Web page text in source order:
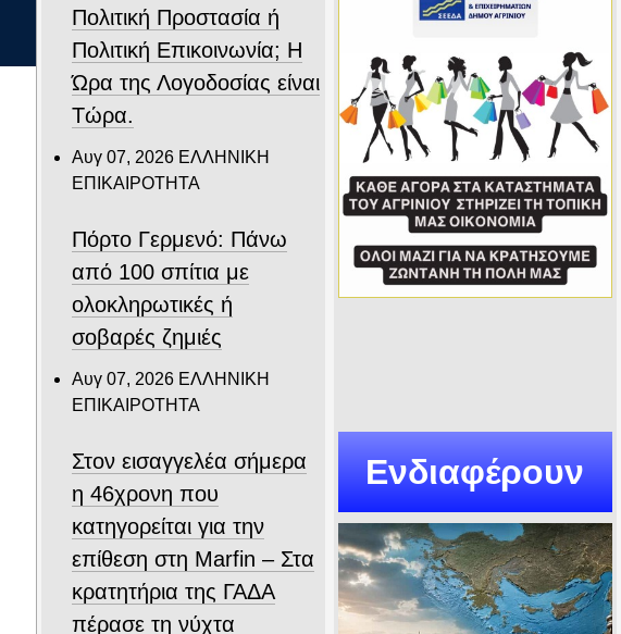
Πολιτική Προστασία ή
Πολιτική Επικοινωνία; Η
Ώρα της Λογοδοσίας είναι
Τώρα.
Αυγ 07, 2026 ΕΛΛΗΝΙΚΗ
ΕΠΙΚΑΙΡΟΤΗΤΑ
Πόρτο Γερμενό: Πάνω
από 100 σπίτια με
ολοκληρωτικές ή
σοβαρές ζημιές
Αυγ 07, 2026 ΕΛΛΗΝΙΚΗ
ΕΠΙΚΑΙΡΟΤΗΤΑ
Στον εισαγγελέα σήμερα
η 46χρονη που
κατηγορείται για την
επίθεση στη Marfin – Στα
κρατητήρια της ΓΑΔΑ
πέρασε τη νύχτα
Ενδιαφέρουν